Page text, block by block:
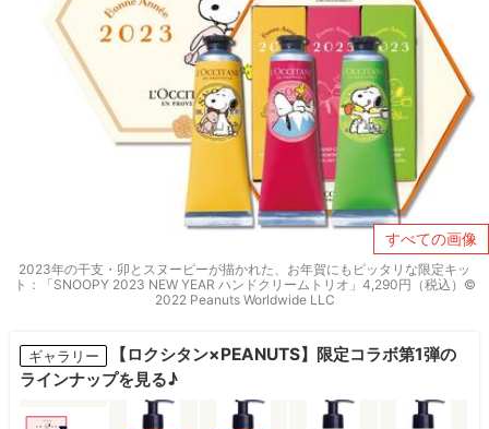
すべての画像
2023年の干支・卯とスヌーピーが描かれた、お年賀にもピッタリな限定キッ
ト：「SNOOPY 2023 NEW YEAR ハンドクリームトリオ」4,290円（税込）©
2022 Peanuts Worldwide LLC
ギャラリー
【ロクシタン×PEANUTS】限定コラボ第1弾の
ラインナップを見る♪